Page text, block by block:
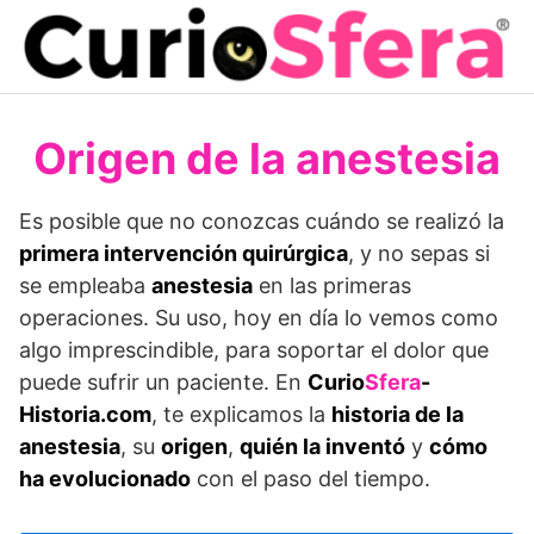
Saltar
contenido
Origen de la anestesia
Es posible que no conozcas cuándo se realizó la
primera intervención quirúrgica, y no sepas si
se empleaba anestesia en las primeras
operaciones. Su uso, hoy en día lo vemos como
algo imprescindible, para soportar el dolor que
puede sufrir un paciente. En CurioSfera-
Historia.com, te explicamos la historia de la
anestesia, su origen, quién la inventó y cómo
ha evolucionado con el paso del tiempo.